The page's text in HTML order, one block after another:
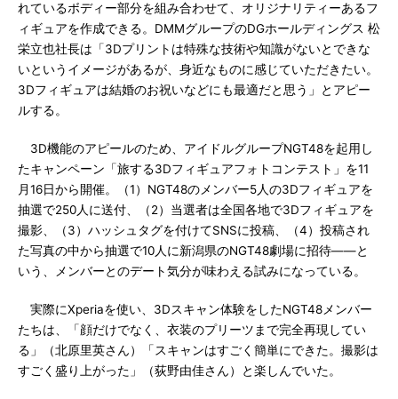
れているボディー部分を組み合わせて、オリジナリティーあるフ
ィギュアを作成できる。DMMグループのDGホールディングス 松
栄立也社長は「3Dプリントは特殊な技術や知識がないとできな
いというイメージがあるが、身近なものに感じていただきたい。
3Dフィギュアは結婚のお祝いなどにも最適だと思う」とアピー
ルする。
3D機能のアピールのため、アイドルグループNGT48を起用し
たキャンペーン「旅する3Dフィギュアフォトコンテスト」を11
月16日から開催。（1）NGT48のメンバー5人の3Dフィギュアを
抽選で250人に送付、（2）当選者は全国各地で3Dフィギュアを
撮影、（3）ハッシュタグを付けてSNSに投稿、（4）投稿され
た写真の中から抽選で10人に新潟県のNGT48劇場に招待――と
いう、メンバーとのデート気分が味わえる試みになっている。
実際にXperiaを使い、3Dスキャン体験をしたNGT48メンバー
たちは、「顔だけでなく、衣装のプリーツまで完全再現してい
る」（北原里英さん）「スキャンはすごく簡単にできた。撮影は
すごく盛り上がった」（荻野由佳さん）と楽しんでいた。